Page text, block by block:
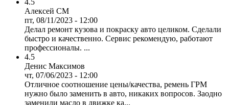
4.5
Алексей СМ
пт, 08/11/2023 - 12:00
Делал ремонт кузова и покраску авто целиком. Сделали
быстро и качественно. Сервис рекомендую, работают
профессионалы. ...
4.5
Денис Максимов
чт, 07/06/2023 - 12:00
Отличное соотношение цены/качества, ремень ГРМ
нужно было заменить в авто, никаких вопросов. Заодно
заменили масло в движке ка...